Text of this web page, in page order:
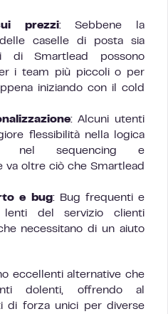
prezzi: Sebbene la
caselle di posta sia
di Smartlead possono
i team più piccoli o per
iniziando con il cold
: Alcuni utenti
flessibilità nella logica
nel sequencing e
va oltre ciò che Smartlead
e bug: Bug frequenti e
del servizio clienti
necessitano di un aiuto
eccellenti alternative che
dolenti, offrendo al
di forza unici per diverse